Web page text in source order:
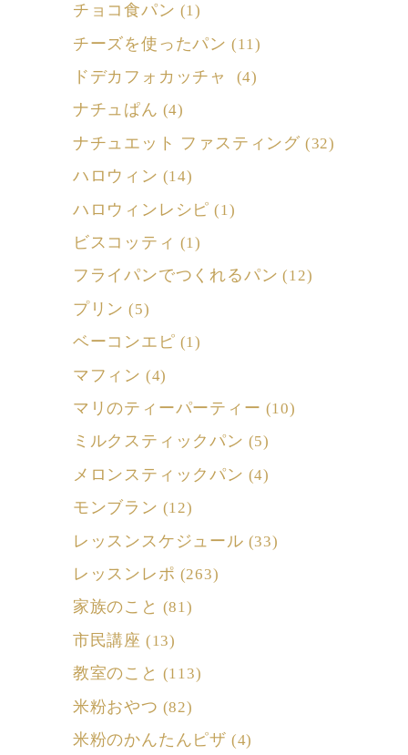
チョコ食パン (1)
チーズを使ったパン (11)
ドデカフォカッチャ (4)
ナチュぱん (4)
ナチュエット ファスティング (32)
ハロウィン (14)
ハロウィンレシピ (1)
ビスコッティ (1)
フライパンでつくれるパン (12)
プリン (5)
ベーコンエピ (1)
マフィン (4)
マリのティーパーティー (10)
ミルクスティックパン (5)
メロンスティックパン (4)
モンブラン (12)
レッスンスケジュール (33)
レッスンレポ (263)
家族のこと (81)
市民講座 (13)
教室のこと (113)
米粉おやつ (82)
米粉のかんたんピザ (4)